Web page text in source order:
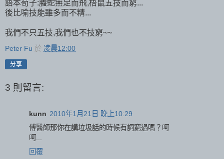
語本荀子:螣蛇無足而飛,梧鼠五技而窮...
後比喻技能雖多而不精...
我們不只五技,我們也不技窮~~
Peter Fu 於 凌晨12:00
分享
3 則留言:
kunn 2010年1月21日 晚上10:29
傅醫師那你在講垃圾話的時候有詞窮過嗎？呵
呵...
回覆